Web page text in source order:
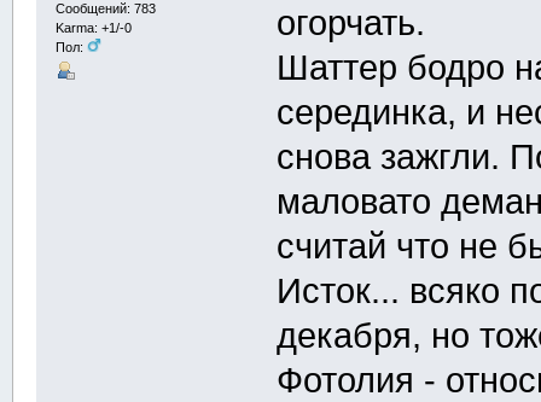
Сообщений: 783
Karma: +1/-0
Пол:
огорчать.
Шаттер бодро
серединка, и
снова зажгли.
маловато
считай что не
Исток... всяко
декабря, но
Фотолия -